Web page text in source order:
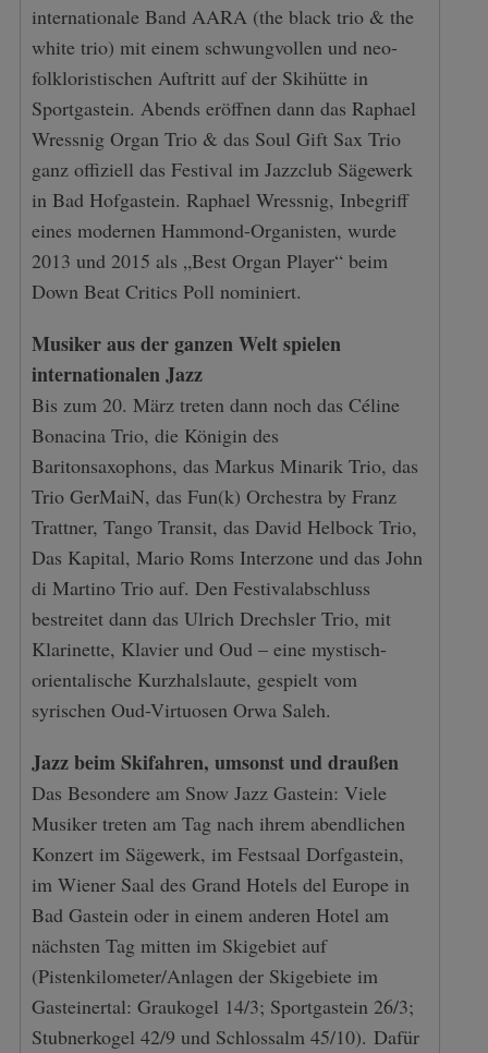
internationale Band AARA (the black trio & the
white trio) mit einem schwungvollen und neo-
folkloristischen Auftritt auf der Skihütte in
Sportgastein. Abends eröffnen dann das Raphael
Wressnig Organ Trio & das Soul Gift Sax Trio
ganz offiziell das Festival im Jazzclub Sägewerk
in Bad Hofgastein. Raphael Wressnig, Inbegriff
eines modernen Hammond-Organisten, wurde
2013 und 2015 als „Best Organ Player“ beim
Down Beat Critics Poll nominiert.
Musiker aus der ganzen Welt spielen
internationalen Jazz
Bis zum 20. März treten dann noch das Céline
Bonacina Trio, die Königin des
Baritonsaxophons, das Markus Minarik Trio, das
Trio GerMaiN, das Fun(k) Orchestra by Franz
Trattner, Tango Transit, das David Helbock Trio,
Das Kapital, Mario Roms Interzone und das John
di Martino Trio auf. Den Festivalabschluss
bestreitet dann das Ulrich Drechsler Trio, mit
Klarinette, Klavier und Oud – eine mystisch-
orientalische Kurzhalslaute, gespielt vom
syrischen Oud-Virtuosen Orwa Saleh.
Jazz beim Skifahren, umsonst und draußen
Das Besondere am Snow Jazz Gastein: Viele
Musiker treten am Tag nach ihrem abendlichen
Konzert im Sägewerk, im Festsaal Dorfgastein,
im Wiener Saal des Grand Hotels del Europe in
Bad Gastein oder in einem anderen Hotel am
nächsten Tag mitten im Skigebiet auf
(Pistenkilometer/Anlagen der Skigebiete im
Gasteinertal: Graukogel 14/3; Sportgastein 26/3;
Stubnerkogel 42/9 und Schlossalm 45/10). Dafür